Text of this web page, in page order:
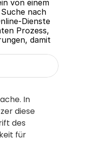
von einem
nach
Dienste
Prozess,
damit
In
diese
des
für